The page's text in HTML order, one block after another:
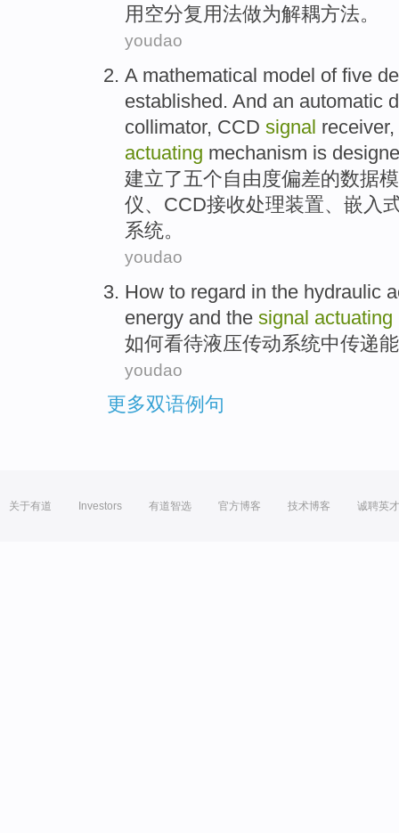
用 空分复用法做为解耦方法。
youdao
A mathematical model of five
established. And an automatic
collimator, CCD signal receiver,
actuating mechanism is
建立了五个自由度偏差的数据
仪、CCD接收处理装置、 嵌入
系统。
youdao
How to regard in the hydraulic
energy and the signal actuating
如何看待液压传动系统中传递
youdao
更多双语例句
关于有道 Investors 有道智选 官方博客 技术博客 诚聘英才